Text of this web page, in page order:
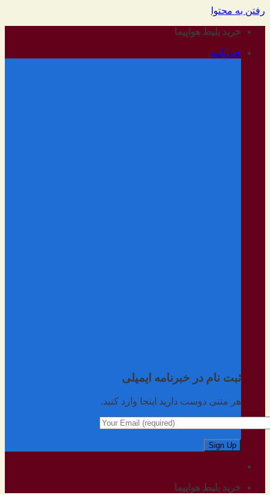
رفتن به محتوا
خرید بلیط هواپیما
خبرنامه
ثبت نام در خبرنامه ایمیلی
هر متنی دوست دارید اینجا وارد کنید.
خرید بلیط هواپیما